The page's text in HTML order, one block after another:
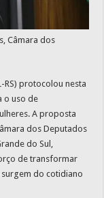
Câmara dos
RS) protocolou nesta
o uso de
A proposta
dos Deputados
do Sul,
de transformar
do cotidiano